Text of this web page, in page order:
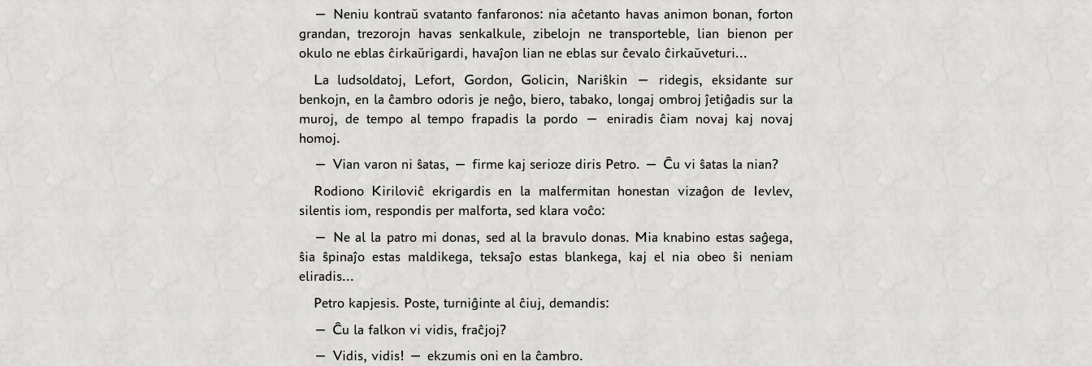
— Neniu kontraŭ svatanto fanfaronos: nia aĉetanto havas animon bonan, forton
grandan, trezorojn havas senkalkule, zibelojn ne transporteble, lian bienon per
okulo ne eblas ĉirkaŭrigardi, havaĵon lian ne eblas sur ĉevalo ĉirkaŭveturi...
La ludsoldatoj, Lefort, Gordon, Golicin, Nariŝkin — ridegis, eksidante sur
benkojn, en la ĉambro odoris je neĝo, biero, tabako, longaj ombroj ĵetiĝadis sur la
muroj, de tempo al tempo frapadis la pordo — eniradis ĉiam novaj kaj novaj
homoj.
— Vian varon ni ŝatas, — firme kaj serioze diris Petro. — Ĉu vi ŝatas la nian?
Rodiono Kiriloviĉ ekrigardis en la malfermitan honestan vizaĝon de Ievlev,
silentis iom, respondis per malforta, sed klara voĉo:
— Ne al la patro mi donas, sed al la bravulo donas. Mia knabino estas saĝega,
ŝia ŝpinaĵo estas maldikega, teksaĵo estas blankega, kaj el nia obeo ŝi neniam
eliradis...
Petro kapjesis. Poste, turniĝinte al ĉiuj, demandis:
— Ĉu la falkon vi vidis, fraĉjoj?
— Vidis, vidis! — ekzumis oni en la ĉambro.